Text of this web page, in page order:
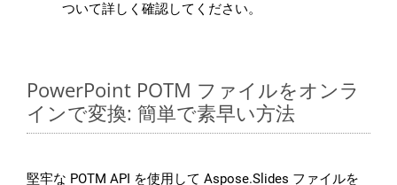
ついて詳しく確認してください。
PowerPoint POTM ファイルをオンラ
インで変換: 簡単で素早い方法
堅牢な POTM API を使用して Aspose.Slides ファイルを